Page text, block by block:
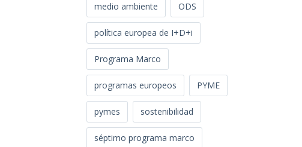
medio ambiente ODS
política europea de I+D+i
Programa Marco
programas europeos PYME
pymes sostenibilidad
séptimo programa marco